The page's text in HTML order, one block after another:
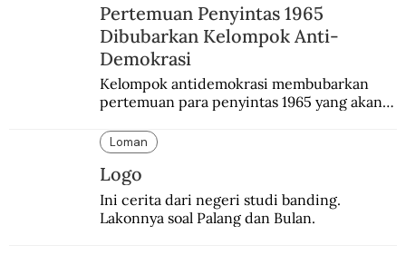
Pertemuan Penyintas 1965
Dibubarkan Kelompok Anti-
Demokrasi
Kelompok antidemokrasi membubarkan
pertemuan para penyintas 1965 yang akan
diselenggarakan pemerintah.
Loman
Logo
Ini cerita dari negeri studi banding.
Lakonnya soal Palang dan Bulan.